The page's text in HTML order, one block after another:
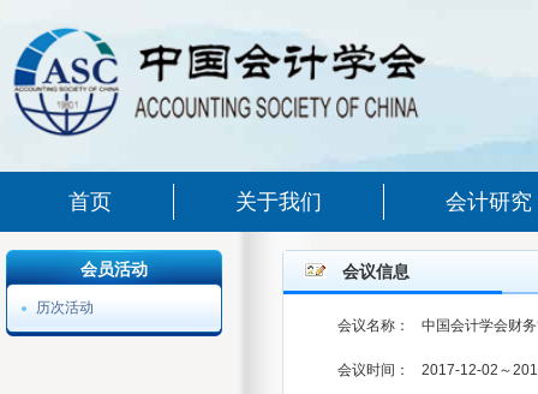
首页 关于我们 会计研究
会员活动
历次活动
会议信息
会议名称： 中国会计学会财
会议时间： 2017-12-02～